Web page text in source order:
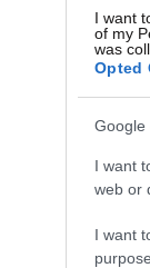
I want
of my
was
Opted
Google
I want
web or
I want